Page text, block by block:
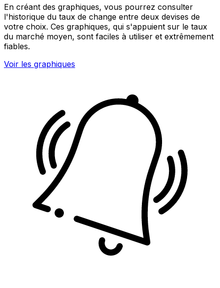
En créant des graphiques, vous pourrez consulter
l'historique du taux de change entre deux devises de
votre choix. Ces graphiques, qui s'appuient sur le taux
du marché moyen, sont faciles à utiliser et extrêmement
fiables.
Voir les graphiques